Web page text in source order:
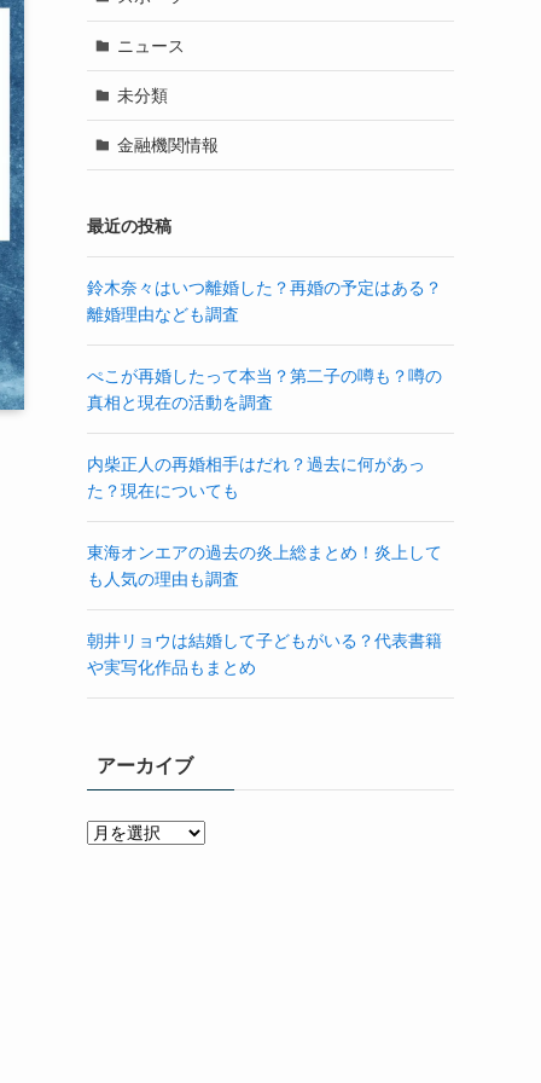
ニュース
未分類
金融機関情報
最近の投稿
鈴木奈々はいつ離婚した？再婚の予定はある？
離婚理由なども調査
ぺこが再婚したって本当？第二子の噂も？噂の
真相と現在の活動を調査
内柴正人の再婚相手はだれ？過去に何があっ
た？現在についても
東海オンエアの過去の炎上総まとめ！炎上して
も人気の理由も調査
朝井リョウは結婚して子どもがいる？代表書籍
や実写化作品もまとめ
アーカイブ
ア